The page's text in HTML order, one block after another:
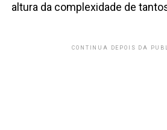
altura da complexidade de
CONTINUA DEPOIS DA